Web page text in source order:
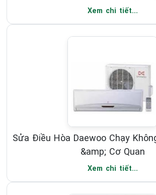
Xem chi tiết...
Sửa Điều Hòa Daewoo Chạy
&amp; Cơ Quan
Xem chi tiết...